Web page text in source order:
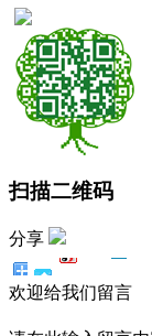
扫描二维码
分享
欢迎给我们留言